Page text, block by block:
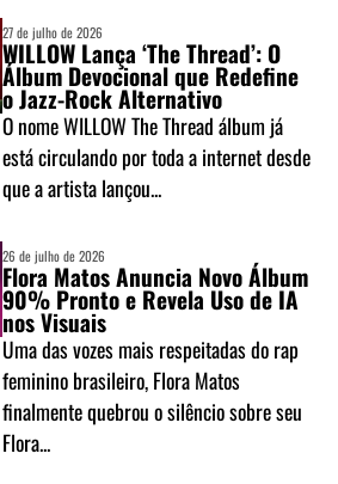
27 de julho de 2026
WILLOW Lança ‘The Thread’: O
Álbum Devocional que Redefine
o Jazz-Rock Alternativo
O nome WILLOW The Thread álbum já
está circulando por toda a internet desde
que a artista lançou...
26 de julho de 2026
Flora Matos Anuncia Novo Álbum
90% Pronto e Revela Uso de IA
nos Visuais
Uma das vozes mais respeitadas do rap
feminino brasileiro, Flora Matos
finalmente quebrou o silêncio sobre seu
Flora...